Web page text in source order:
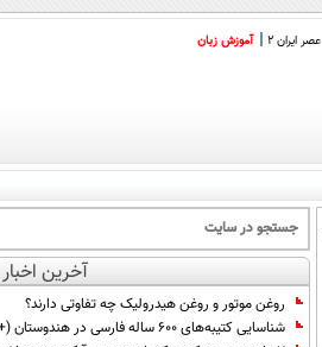
عصر ایران 2 آموزش زبان
آخرین اخبار
روغن موتور و روغن هیدرولیک چه تفاوتی دارند؟
شناسایی کتیبه‌های ۶۰۰ ساله فارسی در هندوستان (+عکس)